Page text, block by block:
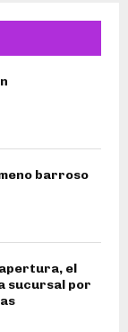
barroso
apertura, el
sucursal por